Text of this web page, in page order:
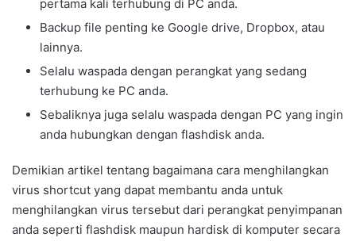
pertama kali terhubung di PC anda.
Backup file penting ke Google drive, Dropbox, atau
lainnya.
Selalu waspada dengan perangkat yang sedang
terhubung ke PC anda.
Sebaliknya juga selalu waspada dengan PC yang ingin
anda hubungkan dengan flashdisk anda.
Demikian artikel tentang bagaimana cara menghilangkan
virus shortcut yang dapat membantu anda untuk
menghilangkan virus tersebut dari perangkat penyimpanan
anda seperti flashdisk maupun hardisk di komputer secara